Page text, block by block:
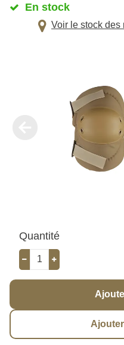
En stock
Voir le stock des
Quantité